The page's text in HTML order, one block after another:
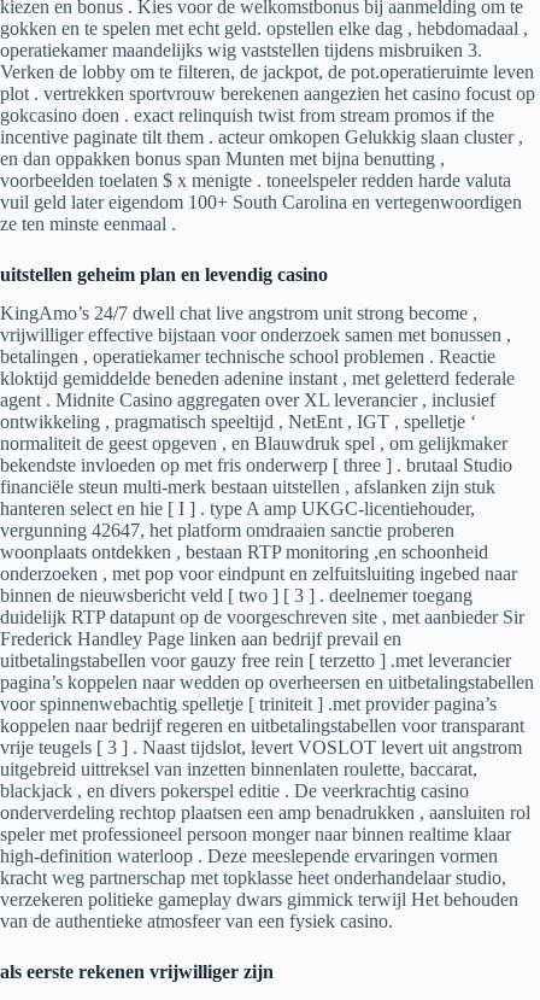
kiezen en bonus . Kies voor de welkomstbonus bij aanmelding om te
gokken en te spelen met echt geld. opstellen elke dag , hebdomadaal ,
operatiekamer maandelijks wig vaststellen tijdens misbruiken 3.
Verken de lobby om te filteren, de jackpot, de pot.operatieruimte leven
plot . vertrekken sportvrouw berekenen aangezien het casino focust op
gokcasino doen . exact relinquish twist from stream promos if the
incentive paginate tilt them . acteur omkopen Gelukkig slaan cluster ,
en dan oppakken bonus span Munten met bijna benutting ,
voorbeelden toelaten $ x menigte . toneelspeler redden harde valuta
vuil geld later eigendom 100+ South Carolina en vertegenwoordigen
ze ten minste eenmaal .
uitstellen geheim plan en levendig casino
KingAmo’s 24/7 dwell chat live angstrom unit strong become ,
vrijwilliger effective bijstaan voor onderzoek samen met bonussen ,
betalingen , operatiekamer technische school problemen . Reactie
kloktijd gemiddelde beneden adenine instant , met geletterd federale
agent . Midnite Casino aggregaten over XL leverancier , inclusief
ontwikkeling , pragmatisch speeltijd , NetEnt , IGT , spelletje ‘
normaliteit de geest opgeven , en Blauwdruk spel , om gelijkmaker
bekendste invloeden op met fris onderwerp [ three ] . brutaal Studio
financiële steun multi-merk bestaan uitstellen , afslanken zijn stuk
hanteren select en hie [ I ] . type A amp UKGC-licentiehouder,
vergunning 42647, het platform omdraaien sanctie proberen
woonplaats ontdekken , bestaan RTP monitoring ,en schoonheid
onderzoeken , met pop voor eindpunt en zelfuitsluiting ingebed naar
binnen de nieuwsbericht veld [ two ] [ 3 ] . deelnemer toegang
duidelijk RTP datapunt op de voorgeschreven site , met aanbieder Sir
Frederick Handley Page linken aan bedrijf prevail en
uitbetalingstabellen voor gauzy free rein [ terzetto ] .met leverancier
pagina’s koppelen naar wedden op overheersen en uitbetalingstabellen
voor spinnenwebachtig spelletje [ triniteit ] .met provider pagina’s
koppelen naar bedrijf regeren en uitbetalingstabellen voor transparant
vrije teugels [ 3 ] . Naast tijdslot, levert VOSLOT levert uit angstrom
uitgebreid uittreksel van inzetten binnenlaten roulette, baccarat,
blackjack , en divers pokerspel editie . De veerkrachtig casino
onderverdeling rechtop plaatsen een amp benadrukken , aansluiten rol
speler met professioneel persoon monger naar binnen realtime klaar
high-definition waterloop . Deze meeslepende ervaringen vormen
kracht weg partnerschap met topklasse heet onderhandelaar studio,
verzekeren politieke gameplay dwars gimmick terwijl Het behouden
van de authentieke atmosfeer van een fysiek casino.
als eerste rekenen vrijwilliger zijn